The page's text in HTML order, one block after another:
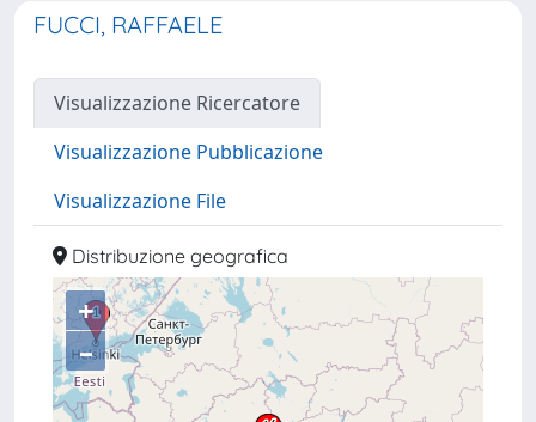
FUCCI, RAFFAELE
Visualizzazione Ricercatore
Visualizzazione Pubblicazione
Visualizzazione File
Distribuzione geografica
+
–